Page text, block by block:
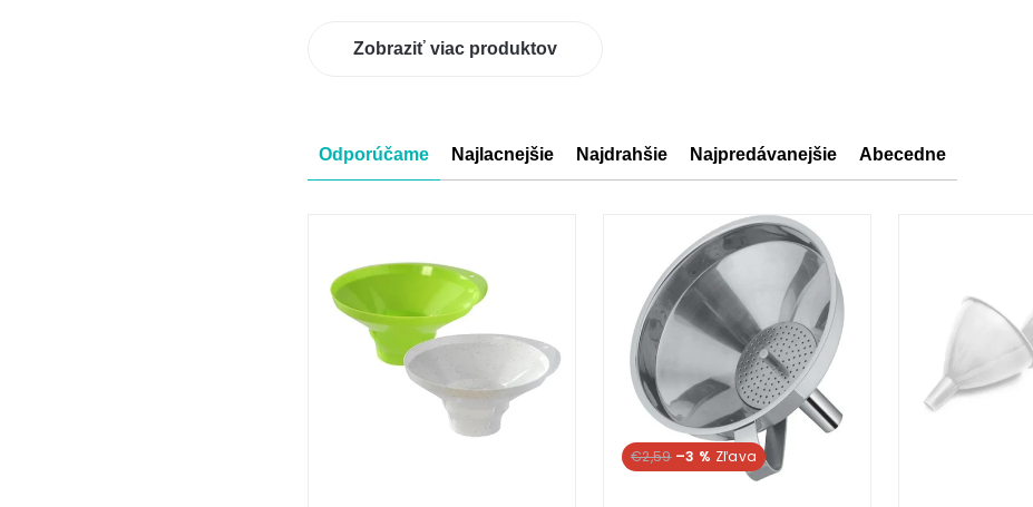
Zobraziť viac produktov
Radenie
Odporúčame Najlacnejšie Najdrahšie Najpredávanejšie Abecedne
produktov
€2,59 –3 %